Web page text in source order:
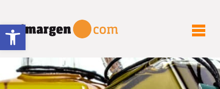
Abrir barra de herramientas